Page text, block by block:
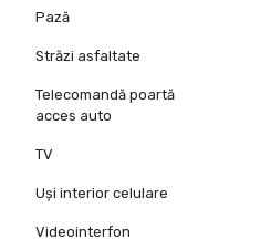
Pază
Străzi asfaltate
Telecomandă poartă
acces auto
TV
Uși interior celulare
Videointerfon